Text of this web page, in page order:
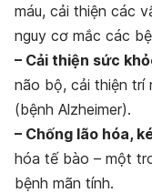
máu, cải thiện các
nguy cơ mắc các
– Cải thiện sức
não bộ, cải thiện trí
(bệnh Alzheimer).
– Chống lão hóa,
hóa tế bào – một
bệnh mãn tính.